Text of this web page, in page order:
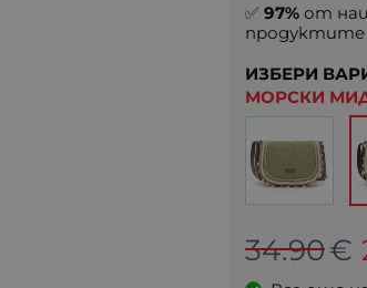
✅ 97% от
продуктите
ИЗБЕРИ
МОРСКИ
34.90€